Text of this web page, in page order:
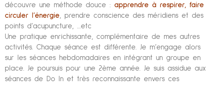
découvre une méthode douce : apprendre à respirer, faire
circuler l’énergie , prendre conscience des méridiens et des
points d’acupuncture, …etc
Une pratique enrichissante, complémentaire de mes autres
activités. Chaque séance est différente. Je m’engage alors
sur les séances hebdomadaires en intégrant un groupe en
place. Je poursuis pour une 2ème année. Je suis assidue aux
séances de Do In et très reconnaissante envers ces